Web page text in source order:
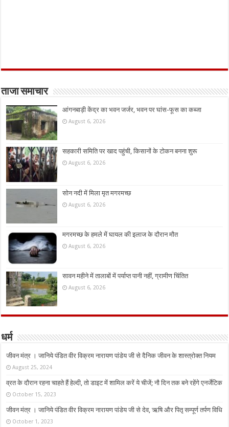
ताजा समाचार
आंगनबाड़ी केंद्र का भवन जर्जर, भवन पर घांस-फूस का कब्जा
August 6, 2026
सहकारी समिति पर खाद पहुंची, किसानों के टोकन बनना शुरू
August 6, 2026
सोन नदी में मिला मृत मगरमच्छ
August 6, 2026
मगरमच्छ के हमले में घायल की इलाज के दौरान मौत
August 6, 2026
सावन महीने में तालाबों में पर्याप्त पानी नहीं, ग्रामीण चिंतित
August 6, 2026
धर्म
जीवन मंत्र । जानिये पंडित वीर विक्रम नारायण पांडेय जी से दैनिक जीवन के शास्त्रोक्त नियम
August 25, 2024
व्रत के दौरान रहना चाहते हैं हेल्दी, तो डाइट में शामिल करें ये चीजें; नौ दिन तक बने रहेंगे एनर्जेटिक
October 15, 2023
जीवन मंत्र । जानिये पंडित वीर विक्रम नारायण पांडेय जी से देव, ऋषि और पितृ सम्पूर्ण तर्पण विधि
October 1, 2023